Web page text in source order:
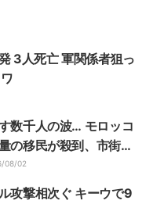
3人死亡 軍関係者狙っ
数千人の波… モロッコ
の移民が殺到、市街地
遣も スペイン領セウタ
08/02
攻撃相次ぐ キーウで9